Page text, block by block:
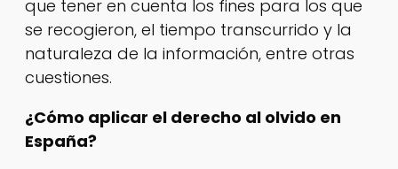
que tener en cuenta los fines para los que
se recogieron, el tiempo transcurrido y la
naturaleza de la información, entre otras
cuestiones.
¿Cómo aplicar el derecho al olvido en
España?